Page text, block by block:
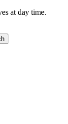
at day time.